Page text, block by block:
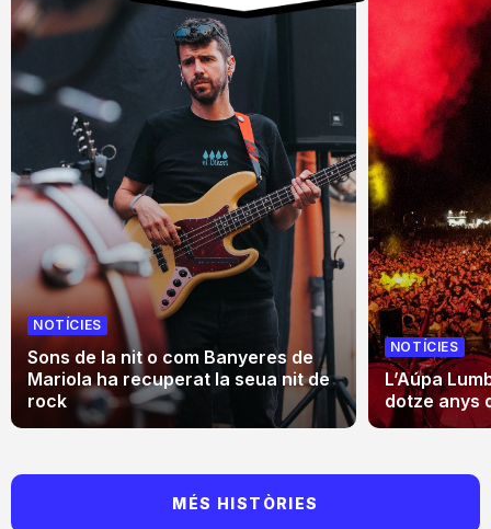
NOTÍCIES
Sons de la nit o com Banyeres de
Mariola ha recuperat la seua nit de
rock
NOTÍCIES
L’Aúpa
dotze anys
MÉS HISTÒRIES